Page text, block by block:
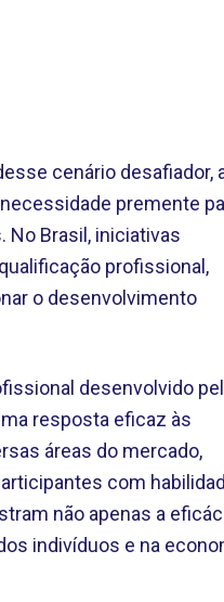
cenário desafiador,
premente
No Brasil, iniciativas
profissional,
o desenvolvimento
desenvolvido
resposta eficaz às
áreas do mercado,
com
não apenas a
indivíduos e na